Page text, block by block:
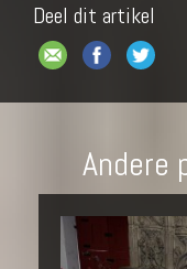
Deel dit artikel
Andere